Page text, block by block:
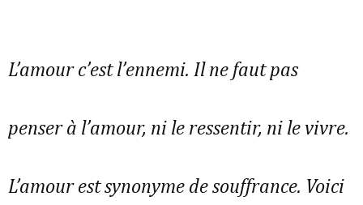
L’amour c’est l’ennemi. Il ne faut pas
penser à l’amour, ni le ressentir, ni le vivre.
L’amour est synonyme de souffrance. Voici